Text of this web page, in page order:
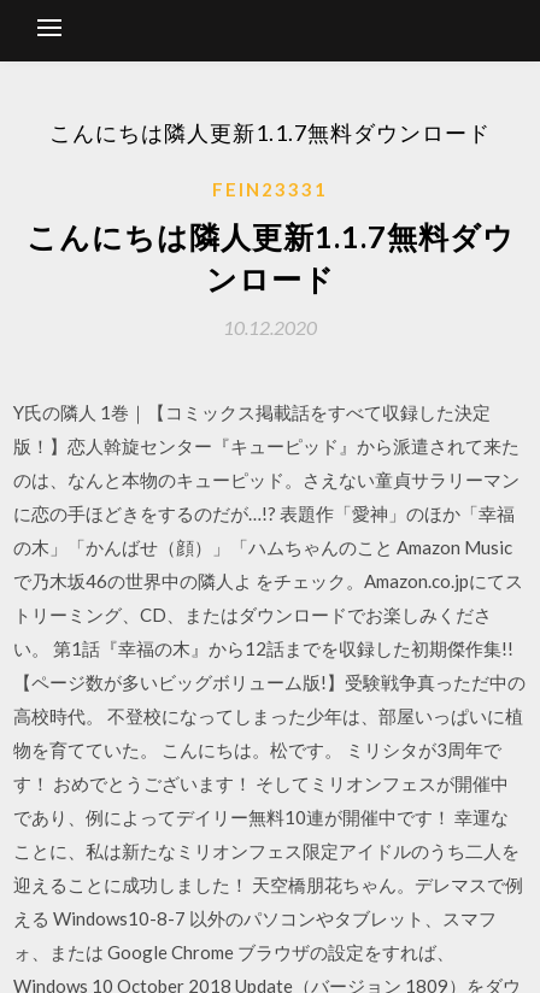
こんにちは隣人更新1.1.7無料ダウンロード
FEIN23331
こんにちは隣人更新1.1.7無料ダウ
ンロード
10.12.2020
Y氏の隣人 1巻｜【コミックス掲載話をすべて収録した決定
版！】恋人斡旋センター『キューピッド』から派遣されて来た
のは、なんと本物のキューピッド。さえない童貞サラリーマン
に恋の手ほどきをするのだが…!? 表題作「愛神」のほか「幸福
の木」「かんばせ（顔）」「ハムちゃんのこと Amazon Music
で乃木坂46の世界中の隣人よ をチェック。Amazon.co.jpにてス
トリーミング、CD、またはダウンロードでお楽しみくださ
い。 第1話『幸福の木』から12話までを収録した初期傑作集!!
【ページ数が多いビッグボリューム版!】受験戦争真っただ中の
高校時代。 不登校になってしまった少年は、部屋いっぱいに植
物を育てていた。 こんにちは。松です。 ミリシタが3周年で
す！ おめでとうございます！ そしてミリオンフェスが開催中
であり、例によってデイリー無料10連が開催中です！ 幸運な
ことに、私は新たなミリオンフェス限定アイドルのうち二人を
迎えることに成功しました！ 天空橋朋花ちゃん。デレマスで例
える Windows10-8-7 以外のパソコンやタブレット、スマフ
ォ、または Google Chrome ブラウザの設定をすれば、
Windows 10 October 2018 Update（バージョン 1809）をダウ